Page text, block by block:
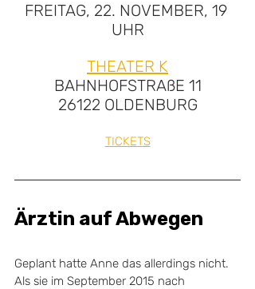
FREITAG, 22. NOVEMBER, 19
UHR
THEATER K
BAHNHOFSTRAßE 11
26122 OLDENBURG
TICKETS
Ärztin auf Abwegen
Geplant hatte Anne das allerdings nicht.
Als sie im September 2015 nach